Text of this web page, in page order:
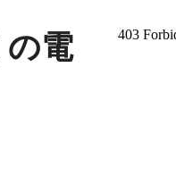
電